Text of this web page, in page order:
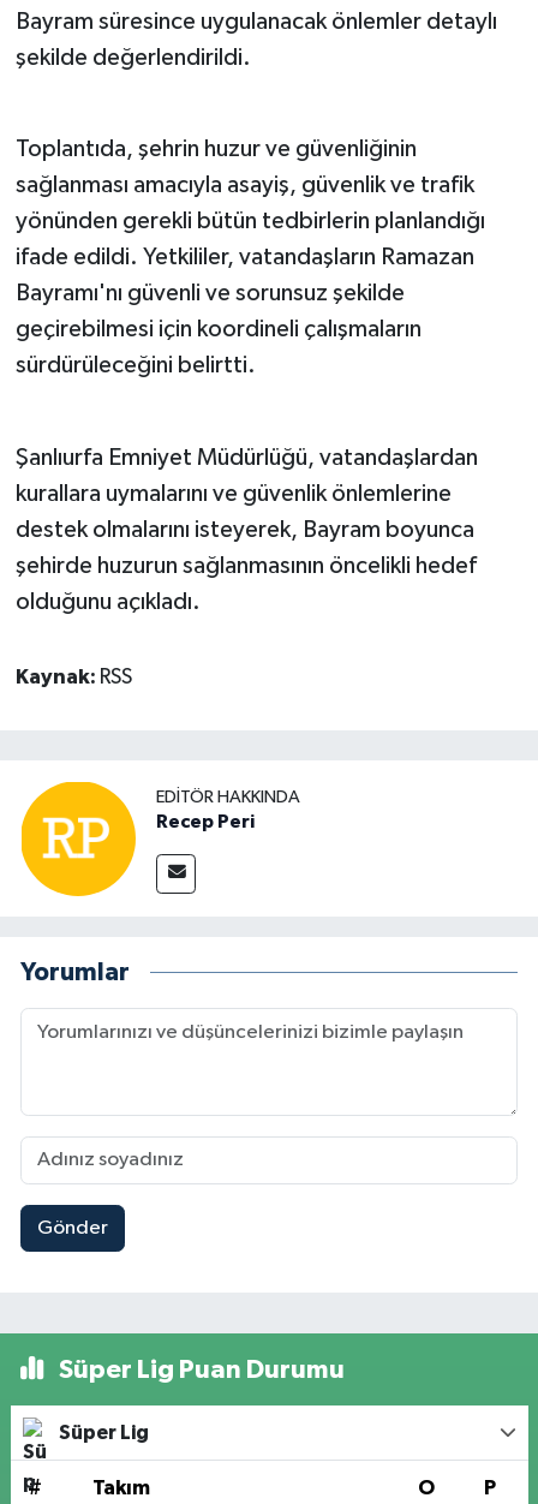
Bayram süresince uygulanacak önlemler detaylı
şekilde değerlendirildi.
Toplantıda, şehrin huzur ve güvenliğinin
sağlanması amacıyla asayiş, güvenlik ve trafik
yönünden gerekli bütün tedbirlerin planlandığı
ifade edildi. Yetkililer, vatandaşların Ramazan
Bayramı'nı güvenli ve sorunsuz şekilde
geçirebilmesi için koordineli çalışmaların
sürdürüleceğini belirtti.
Şanlıurfa Emniyet Müdürlüğü, vatandaşlardan
kurallara uymalarını ve güvenlik önlemlerine
destek olmalarını isteyerek, Bayram boyunca
şehirde huzurun sağlanmasının öncelikli hedef
olduğunu açıkladı.
Kaynak: RSS
EDITÖR HAKKINDA
Recep Peri
Yorumlar
Gönder
Süper Lig Puan Durumu
Süper Lig
# Takım O P